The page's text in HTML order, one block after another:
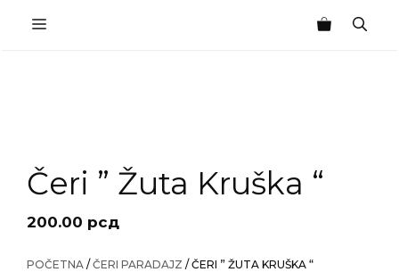
MENU
Čeri ” Žuta Kruška “
200.00 рсд
POČETNA /ČERI PARADAJZ / ČERI ” ŽUTA KRUŠKA “